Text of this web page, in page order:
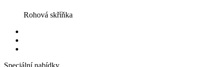
Rohová skříňka
Speciální nabídky